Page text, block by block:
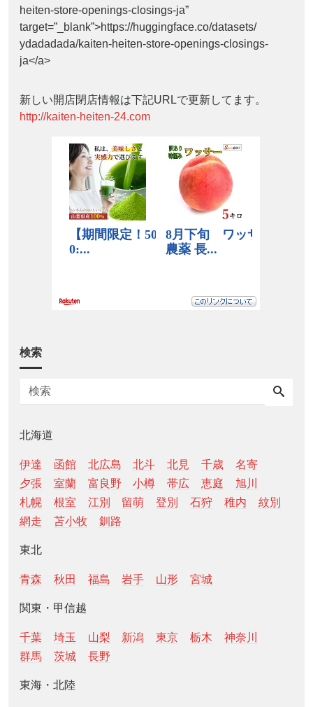
heiten-store-openings-closings-ja”
target=”_blank”>https://huggingface.co/datasets/
ydadadada/kaiten-heiten-store-openings-closings-
ja</a>
新しい開店閉店情報は下記URLで更新してます。
http://kaiten-heiten-24.com
検索
北海道
伊達 函館 北広島 北斗 北見 千歳
名寄
夕張
室蘭 富良野 小樽 帯広 恵庭
旭川
札幌
根室 江別 留萌 登別 石狩 稚内
紋別
網走
苫小牧 釧路
東北
青森 秋田 福島 岩手 山形 宮城
関東・甲信越
千葉 埼玉 山梨 新潟 東京 栃木
神奈川
群馬
茨城 長野
東海・北陸